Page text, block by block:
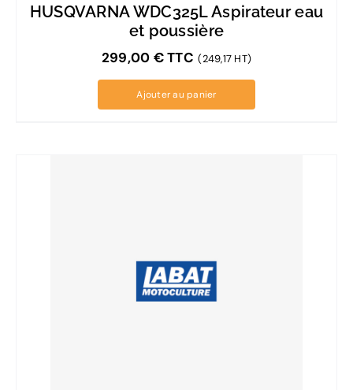
HUSQVARNA WDC325L Aspirateur eau
et poussière
299,00 €TTC (249,17 HT)
Ajouter au panier